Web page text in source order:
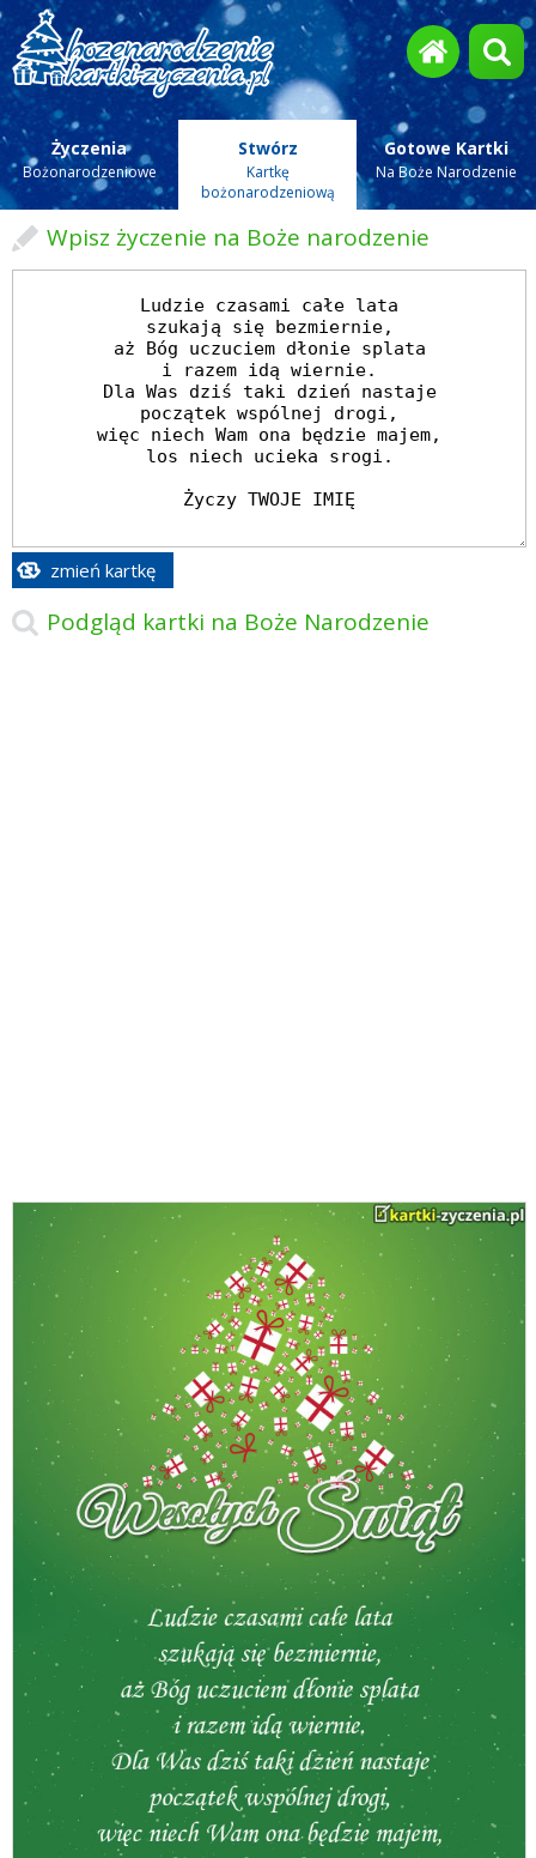
Życzenia
Bożonarodzeniowe
Stwórz
Kartkę
bożonarodzeniową
Gotowe Kartki
Na Boże Narodzenie
Wpisz życzenie na Boże narodzenie
zmień kartkę
Podgląd kartki na Boże Narodzenie